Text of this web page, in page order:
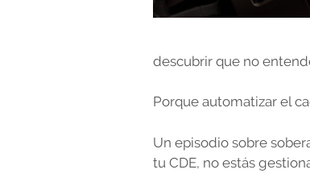
descubrir que no
Porque automatizar el
Un episodio sobre
tu CDE, no estás